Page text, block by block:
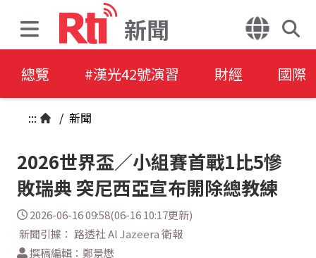
新聞
總覽 #漢光42號演習 財經 國際
::: / 新聞
2026世界盃／小組賽首戰1比5慘
敗瑞典 突尼西亞宣布開除總教練
2026-06-16 09:58(06-16 10:17更新)
新聞引據： 路透社 Al Jazeera 衛報
撰稿編輯：鄭景懋